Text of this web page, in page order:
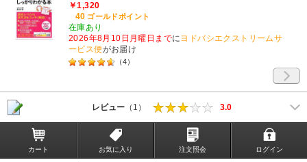
￥1,320
40 ゴールドポイント
在庫あり
2026年8月10日月曜日までにヨドバシエクストリームサ
ービス便がお届け
（4）
レビュー （1） 3.0
カート お気に入り 注文照会 ログイン